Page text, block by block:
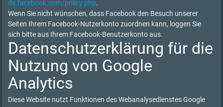
de.facebook.com/policy.php.
Wenn Sie nicht wünschen, dass Facebook den Besuch unserer
Seiten Ihrem Facebook-Nutzerkonto zuordnen kann, loggen Sie
sich bitte aus Ihrem Facebook-Benutzerkonto aus.
Datenschutzerklärung für die
Nutzung von Google
Analytics
Diese Website nutzt Funktionen des Webanalysedienstes Google